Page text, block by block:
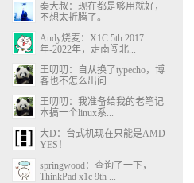
秦大叔：现在都是够用就好，
不想太折腾了。
Andy烧麦：X1C 5th 2017
年-2022年，走南闯北...
王叨叨：自从换了typecho，博
客也不怎么出问...
王叨叨：我准备给我的老笔记
本搞一个linux系...
大D：台式机现在只能是AMD
YES！
springwood：查询了一下，
ThinkPad x1c 9th ...